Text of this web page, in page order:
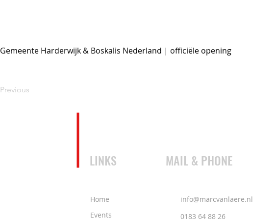
Gemeente Harderwijk & Boskalis Nederland | officiële opening
Previous
LINKS MAIL & PHONE
Home
Events
info@marcvanlaere.nl
0183 64 88 26